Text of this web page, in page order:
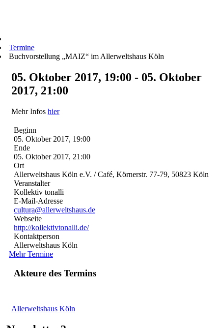
Termine
Buchvorstellung „MAIZ“ im Allerweltshaus Köln
05. Oktober 2017, 19:00 - 05. Oktober
2017, 21:00
Mehr Infos hier
Beginn
05. Oktober 2017, 19:00
Ende
05. Oktober 2017, 21:00
Ort
Allerweltshaus Köln e.V. / Café, Körnerstr. 77-79, 50823 Köln
Veranstalter
Kollektiv tonalli
E-Mail-Adresse
cultura@allerweltshaus.de
Webseite
http://kollektivtonalli.de/
Kontaktperson
Allerweltshaus Köln
Mehr Termine
Akteure des Termins
Allerweltshaus Köln